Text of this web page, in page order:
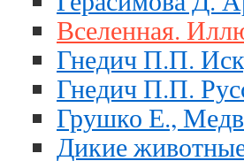
Вселенная.
Гнедич П.П.
Гнедич П.П.
Грушко Е.,
Дикие